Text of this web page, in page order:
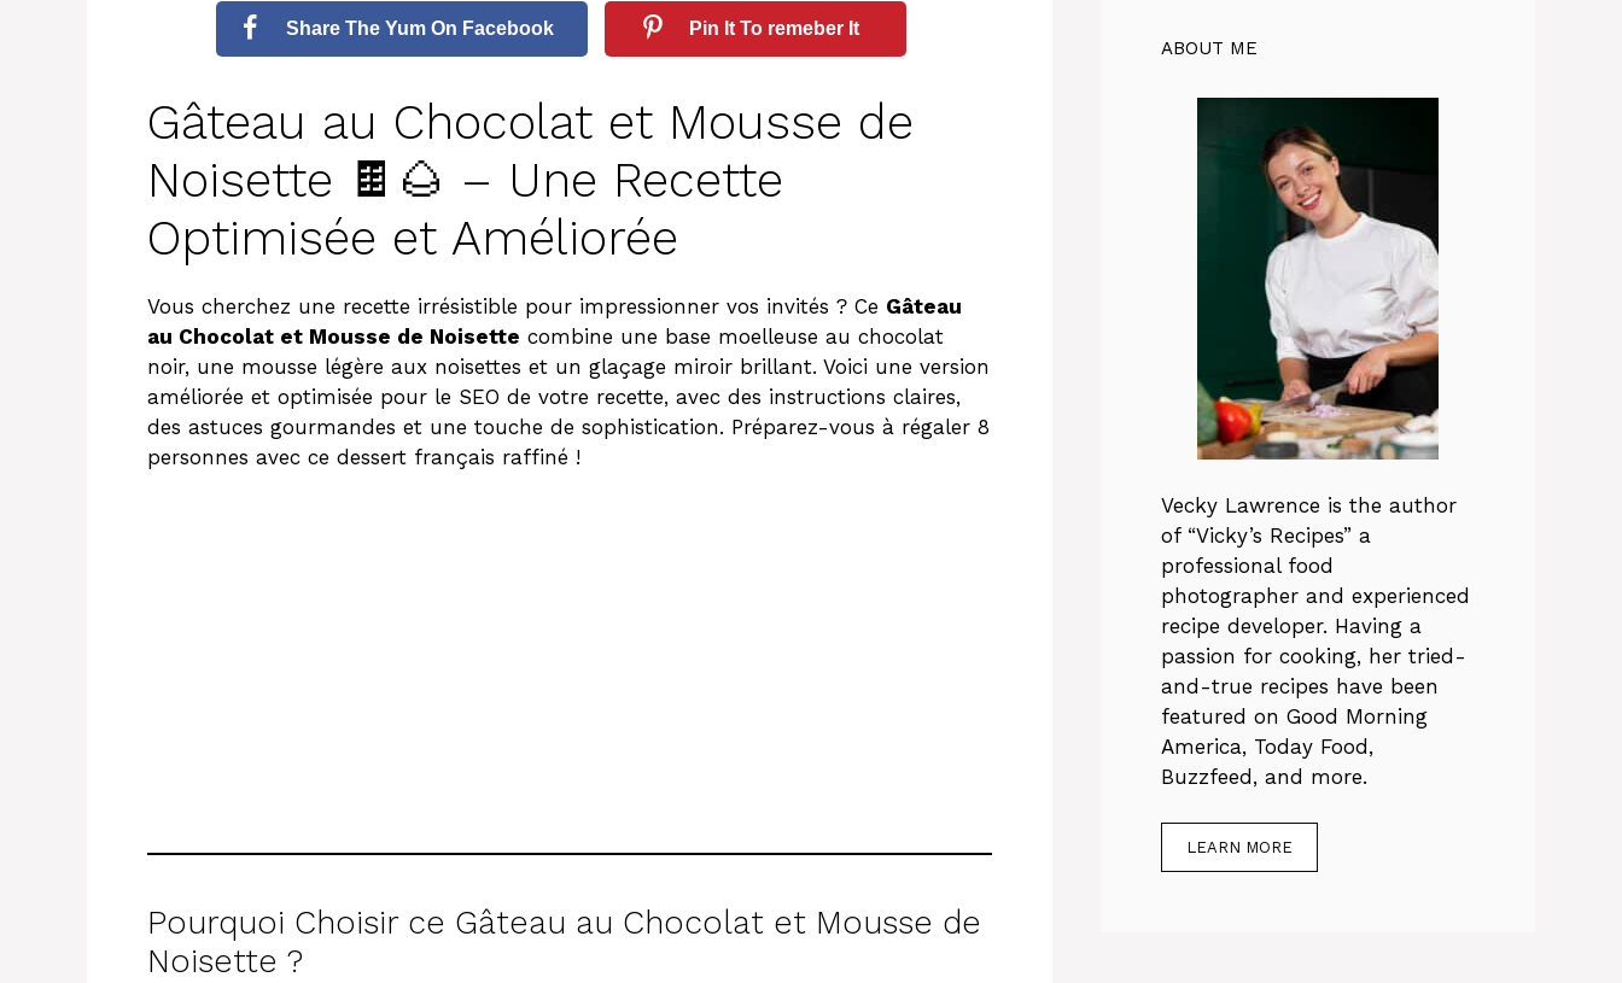
V
e
o
Share The Yum On Facebook Pin It To remeber It
Gâteau au Chocolat et Mousse de
Noisette 🍫🌰 – Une Recette
Optimisée et Améliorée
Vous cherchez une recette irrésistible pour impressionner vos invités ? Ce Gâteau
au Chocolat et Mousse de Noisette combine une base moelleuse au chocolat
noir, une mousse légère aux noisettes et un glaçage miroir brillant. Voici une version
améliorée et optimisée pour le SEO de votre recette, avec des instructions claires,
des astuces gourmandes et une touche de sophistication. Préparez-vous à régaler 8
personnes avec ce dessert français raffiné !
Pourquoi Choisir ce Gâteau au Chocolat et Mousse de
Noisette ?
ABOUT ME
Vecky Lawrence is the author
of “Vicky’s Recipes” a
professional food
photographer and experienced
recipe developer. Having a
passion for cooking, her tried-
and-true recipes have been
featured on Good Morning
America, Today Food,
Buzzfeed, and more.
LEARN MORE